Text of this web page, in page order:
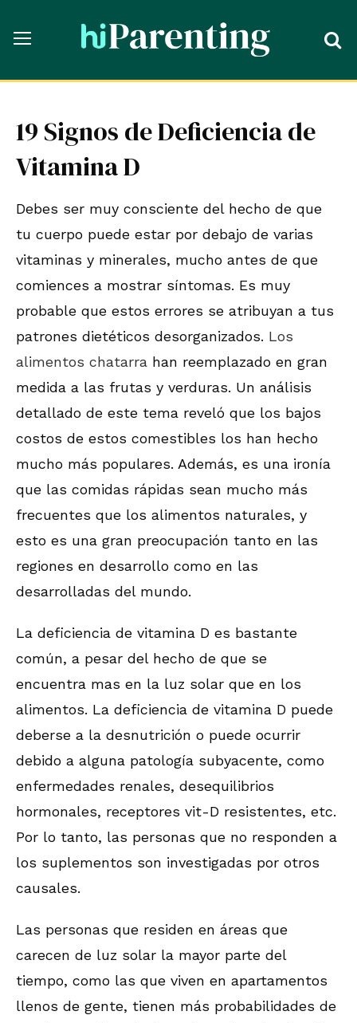
19 Signos de Deficiencia de
Vitamina D
Debes ser muy consciente del hecho de que
tu cuerpo puede estar por debajo de varias
vitaminas y minerales, mucho antes de que
comiences a mostrar síntomas. Es muy
probable que estos errores se atribuyan a tus
patrones dietéticos desorganizados. Los
alimentos chatarra han reemplazado en gran
medida a las frutas y verduras. Un análisis
detallado de este tema reveló que los bajos
costos de estos comestibles los han hecho
mucho más populares. Además, es una ironía
que las comidas rápidas sean mucho más
frecuentes que los alimentos naturales, y
esto es una gran preocupación tanto en las
regiones en desarrollo como en las
desarrolladas del mundo.
La deficiencia de vitamina D es bastante
común, a pesar del hecho de que se
encuentra mas en la luz solar que en los
alimentos. La deficiencia de vitamina D puede
deberse a la desnutrición o puede ocurrir
debido a alguna patología subyacente, como
enfermedades renales, desequilibrios
hormonales, receptores vit-D resistentes, etc.
Por lo tanto, las personas que no responden a
los suplementos son investigadas por otros
causales.
Las personas que residen en áreas que
carecen de luz solar la mayor parte del
tiempo, como las que viven en apartamentos
llenos de gente, tienen más probabilidades de